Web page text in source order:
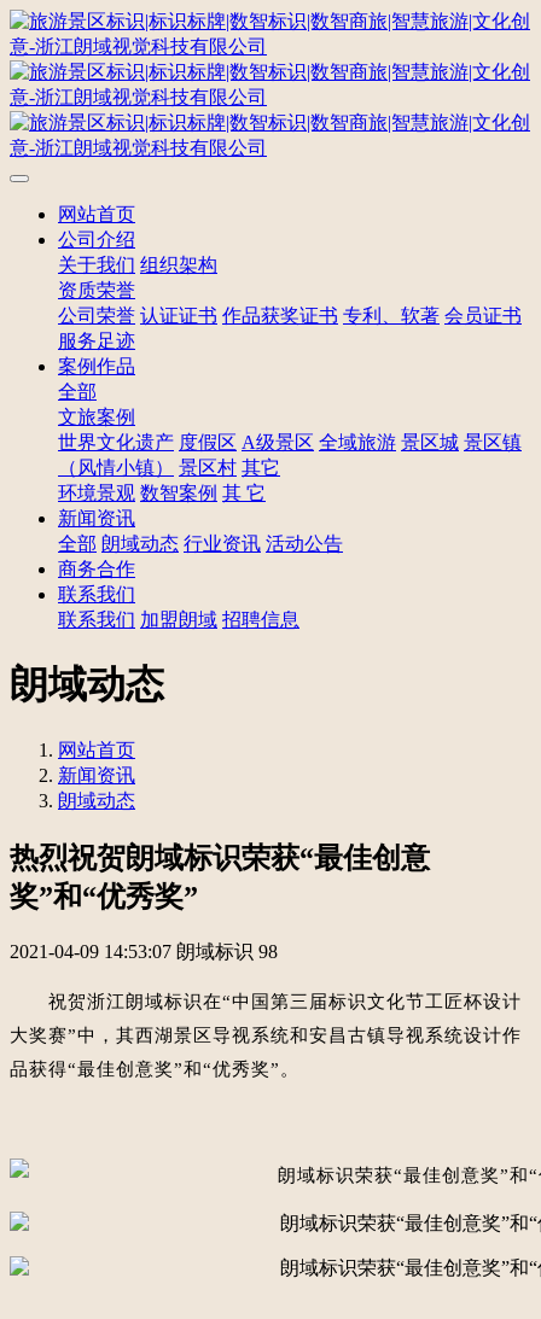
网站首页
公司介绍
关于我们 组织架构
资质荣誉
公司荣誉 认证证书 作品获奖证书 专利、软著 会员证书
服务足迹
案例作品
全部
文旅案例
世界文化遗产 度假区 A级景区 全域旅游 景区城 景区镇
（风情小镇）
景区村 其它
环境景观 数智案例 其 它
新闻资讯
全部 朗域动态 行业资讯 活动公告
商务合作
联系我们
联系我们 加盟朗域 招聘信息
朗域动态
网站首页
新闻资讯
朗域动态
热烈祝贺朗域标识荣获“最佳创意
奖”和“优秀奖”
2021-04-09 14:53:07 朗域标识 98
祝贺浙江朗域标识在“中国第三届标识文化节工匠杯设计
大奖赛”中，其西湖景区导视系统和安昌古镇导视系统设计作
品获得“最佳创意奖”和“优秀奖”。